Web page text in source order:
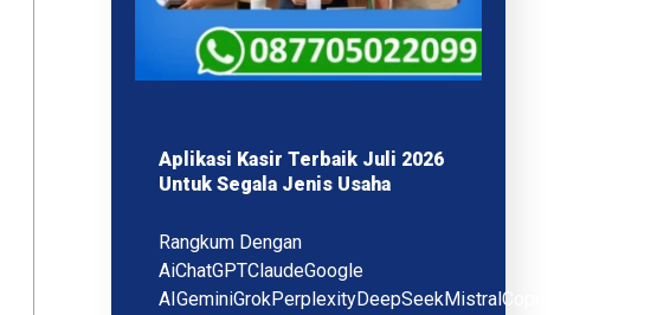
Aplikasi Kasir Terbaik Juli 2026
Untuk Segala Jenis Usaha
Rangkum Dengan
AiChatGPTClaudeGoogle
AIGeminiGrokPerplexityDeepSeekMistralCopilotQwenMeta